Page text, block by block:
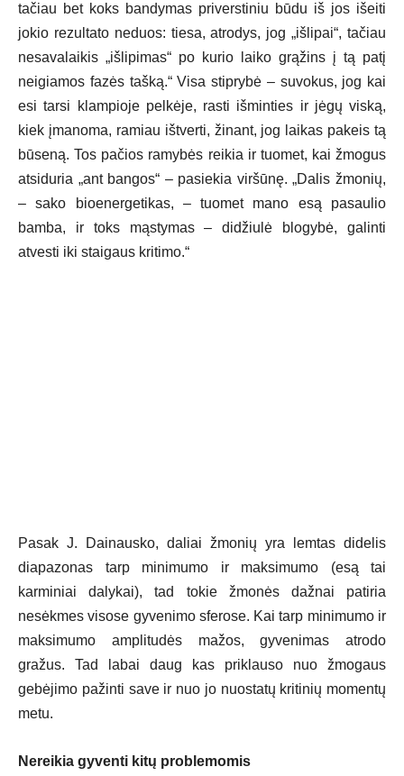
tačiau bet koks bandymas priverstiniu būdu iš jos išeiti
jokio rezultato neduos: tiesa, atrodys, jog „išlipai“, tačiau
nesavalaikis „išlipimas“ po kurio laiko grąžins į tą patį
neigiamos fazės tašką.“ Visa stiprybė – suvokus, jog kai
esi tarsi klampioje pelkėje, rasti išminties ir jėgų viską,
kiek įmanoma, ramiau ištverti, žinant, jog laikas pakeis tą
būseną. Tos pačios ramybės reikia ir tuomet, kai žmogus
atsiduria „ant bangos“ – pasiekia viršūnę. „Dalis žmonių,
– sako bioenergetikas, – tuomet mano esą pasaulio
bamba, ir toks mąstymas – didžiulė blogybė, galinti
atvesti iki staigaus kritimo.“
Pasak J. Dainausko, daliai žmonių yra lemtas didelis
diapazonas tarp minimumo ir maksimumo (esą tai
karminiai dalykai), tad tokie žmonės dažnai patiria
nesėkmes visose gyvenimo sferose. Kai tarp minimumo ir
maksimumo amplitudės mažos, gyvenimas atrodo
gražus. Tad labai daug kas priklauso nuo žmogaus
gebėjimo pažinti save ir nuo jo nuostatų kritinių momentų
metu.
Nereikia gyventi kitų problemomis